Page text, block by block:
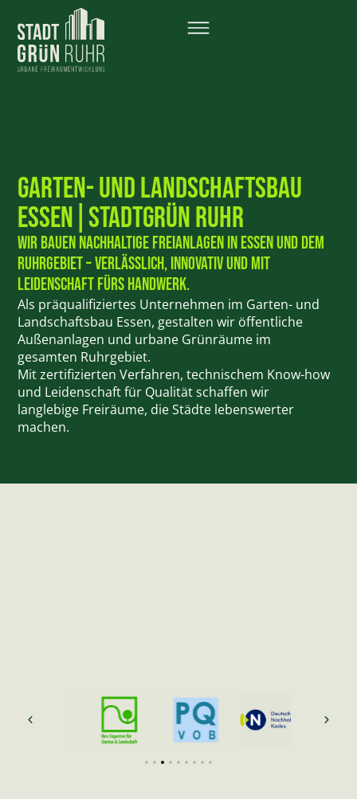
Garten- und Landschaftsbau
Essen|Stadtgrün Ruhr
Wir bauen nachhaltige Freianlagen in Essen und dem
Ruhrgebiet – verlässlich, innovativ und mit
Leidenschaft fürs Handwerk.
Als präqualifiziertes Unternehmen im Garten- und
Landschaftsbau Essen, gestalten wir öffentliche
Außenanlagen und urbane Grünräume im
gesamten Ruhrgebiet.
Mit zertifizierten Verfahren, technischem Know-how
und Leidenschaft für Qualität schaffen wir
langlebige Freiräume, die Städte lebenswerter
machen.